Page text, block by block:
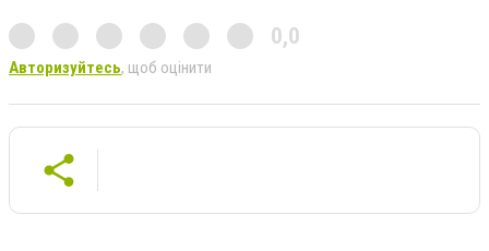
0,0
Авторизуйтесь, щоб оцінити